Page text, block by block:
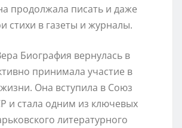
продолжала писать и даже
стихи в газеты и журналы.
Биография вернулась в
принимала участие в
Она вступила в Союз
и стала одним из ключевых
литературного